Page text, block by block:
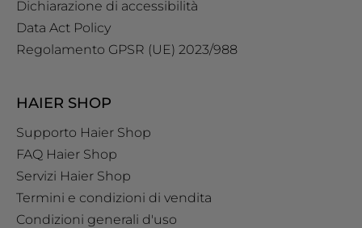
Dichiarazione di accessibilità
Data Act Policy
Regolamento GPSR (UE) 2023/988
HAIER SHOP
Supporto Haier Shop
FAQ Haier Shop
Servizi Haier Shop
Termini e condizioni di vendita
Condizioni generali d'uso